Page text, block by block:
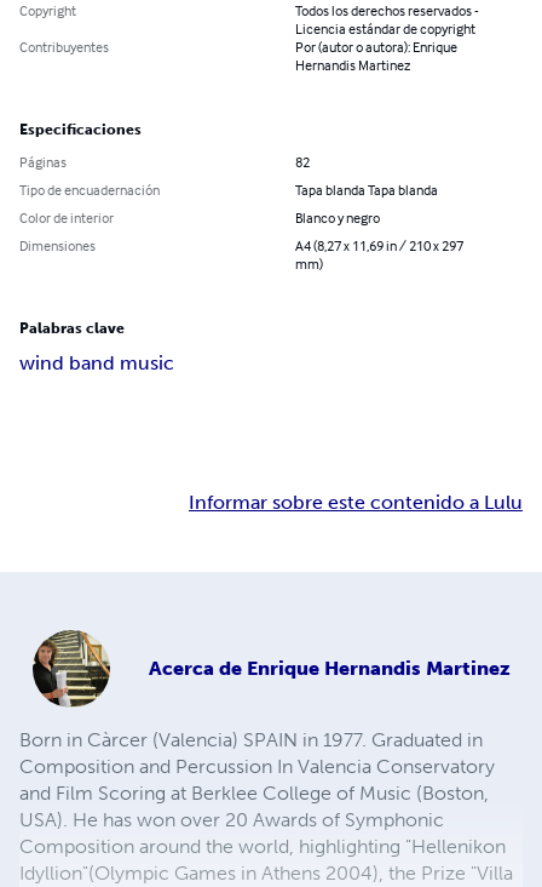
Copyright
Todos los derechos reservados -
Licencia estándar de copyright
Contribuyentes
Por (autor o autora): Enrique
Hernandis Martinez
Especificaciones
Páginas
82
Tipo de encuadernación
Tapa blanda Tapa blanda
Color de interior
Blanco y negro
Dimensiones
A4 (8,27 x 11,69 in / 210 x 297
mm)
Palabras clave
wind band music
Informar sobre este contenido a Lulu
Acerca de Enrique Hernandis Martinez
Born in Càrcer (Valencia) SPAIN in 1977. Graduated in
Composition and Percussion In Valencia Conservatory
and Film Scoring at Berklee College of Music (Boston,
USA). He has won over 20 Awards of Symphonic
Composition around the world, highlighting "Hellenikon
Idyllion"(Olympic Games in Athens 2004), the Prize "Villa